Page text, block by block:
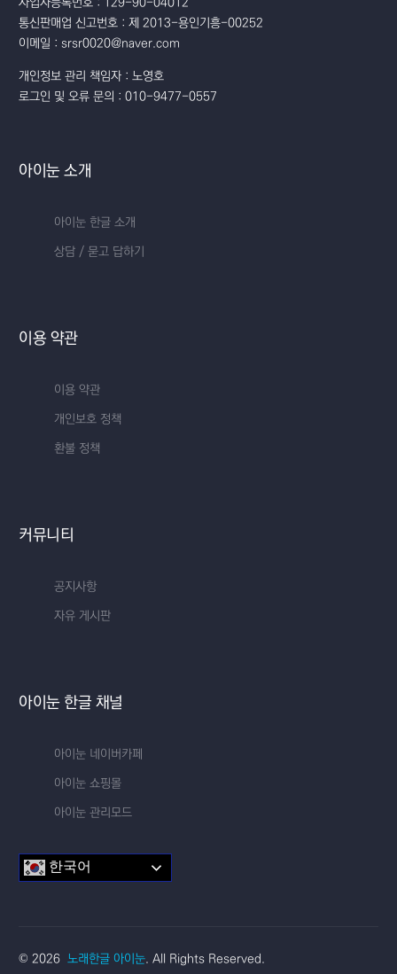
통신판매업 신고번호 : 제 2013-용인기흥-00252
이메일 : srsr0020@naver.com
개인정보 관리 책임자 : 노영호
로그인 및 오류 문의 : 010-9477-0557
아이눈 소개
아이눈 한글 소개
상담 / 묻고 답하기
이용 약관
이용 약관
개인보호 정책
환불 정책
커뮤니티
공지사항
자유 게시판
아이눈 한글 채널
아이눈 네이버카페
아이눈 쇼핑몰
아이눈 관리모드
한국어
© 2026노래한글 아이눈. All Rights Reserved.